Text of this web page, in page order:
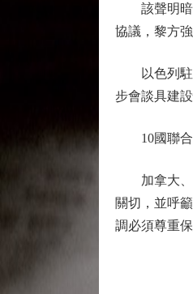
該聲明暗示
協議，黎方
以色列駐美
步會談具建
10國聯合
加拿大、巴
關切，並呼
調必須尊重